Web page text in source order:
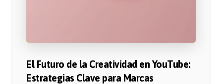
El Futuro de la Creatividad en YouTube:
Estrategias Clave para Marcas